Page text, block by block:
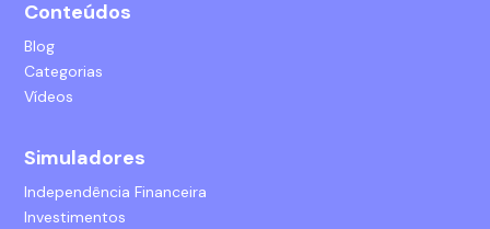
Conteúdos
Blog
Categorias
Vídeos
Simuladores
Independência Financeira
Investimentos